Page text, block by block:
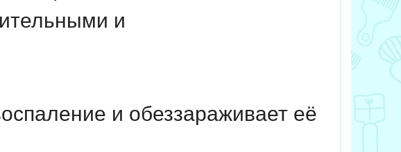
и
и обеззараживает её